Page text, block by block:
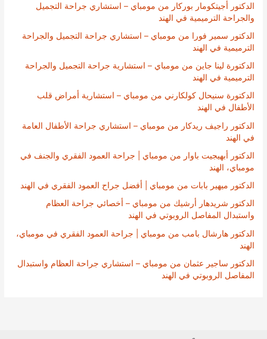
الدكتور أجيتكومار بوركار من مومباي – استشاري جراحة التجميل
والجراحة الترميمية في الهند
الدكتور سمير فورا من مومباي – استشاري جراحة التجميل والجراحة
الترميمية في الهند
الدكتورة لينا جاين من مومباي – استشارية جراحة التجميل والجراحة
الترميمية في الهند
الدكتورة سنيحال كولكارني من مومباي – استشارية أمراض قلب
الأطفال في الهند
الدكتور راجيف ريدكار من مومباي – استشاري جراحة الأطفال العامة
في الهند
الدكتور أبهيجيت باوار من مومباي | جراحة العمود الفقري والجنف في
مومباي، الهند
الدكتور ميهير بابات من مومباي | أفضل جراح العمود الفقري في الهند
الدكتور شريدهار أرشيك من مومباي – أخصائي جراحة العظام
واستبدال المفاصل الروبوتي في الهند
الدكتور هارشال بامب من مومباي | جراحة العمود الفقري في مومباي،
الهند
الدكتور ساجير عثمان من مومباي – استشاري جراحة العظام واستبدال
المفاصل الروبوتي في الهند